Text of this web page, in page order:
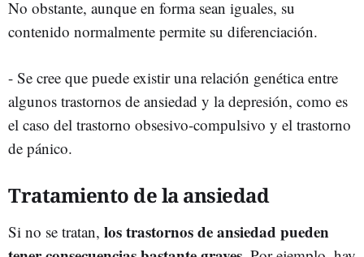
No obstante, aunque en forma sean iguales, su
contenido normalmente permite su diferenciación.
- Se cree que puede existir una relación genética entre
algunos trastornos de ansiedad y la depresión, como es
el caso del trastorno obsesivo-compulsivo y el trastorno
de pánico.
Tratamiento de la ansiedad
Si no se tratan, los trastornos de ansiedad pueden